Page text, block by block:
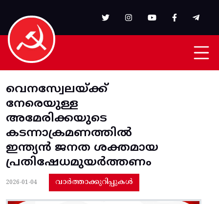
വെനസ്വേലയ്ക്ക്
നേരെയുള്ള
അമേരിക്കയുടെ
കടന്നാക്രമണത്തിൽ
ഇന്ത്യൻ ജനത ശക്തമായ
പ്രതിഷേധമുയർത്തണം
2026-01-04 വാർത്താക്കുറിപ്പുകൾ